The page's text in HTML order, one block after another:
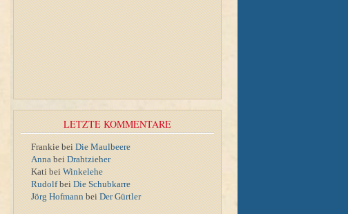
LETZTE KOMMENTARE
Frankie bei Die Maulbeere
Anna bei Drahtzieher
Kati bei Winkelehe
Rudolfbei Die Schubkarre
Jörg Hofmann bei Der Gürtler